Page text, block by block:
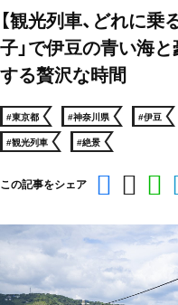
【観光列車、どれに乗
子」で伊豆の青い海
する贅沢な時間
#東京都 #神奈川県 #伊豆
#観光列車
#絶景
この記事をシェア
新着記事